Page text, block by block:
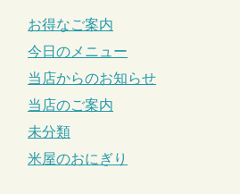
お得なご案内
今日のメニュー
当店からのお知らせ
当店のご案内
未分類
米屋のおにぎり